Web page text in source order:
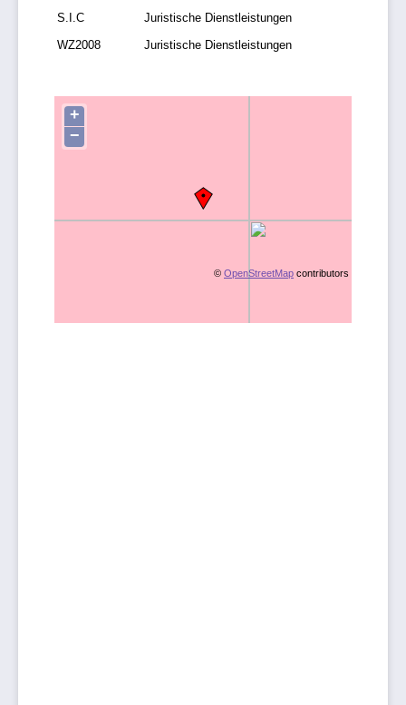
S.I.C
Juristische Dienstleistungen
WZ2008
Juristische Dienstleistungen
+
−
© OpenStreetMap contributors